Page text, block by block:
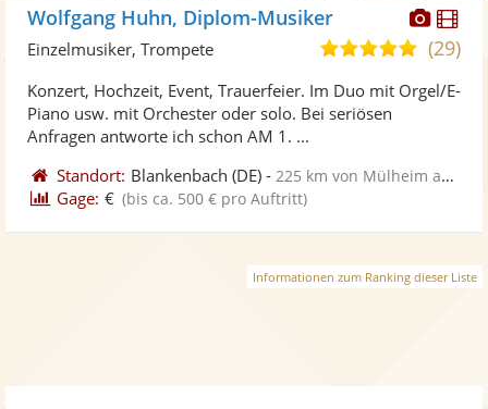
Fotos
Wolfgang Huhn, Diplom-Musiker
5,0
5
(29)
Einzelmusiker, Trompete
Konzert, Hochzeit, Event, Trauerfeier. Im Duo mit Orgel/E-
Piano usw. mit Orchester oder solo. Bei seriösen
Anfragen antworte ich schon AM 1. ...
Standort: Blankenbach (DE) - 225 km von Mülheim an der Ruhr
Gage: € (bis ca. 500 € pro Auftritt)
Informationen zum Ranking dieser Liste